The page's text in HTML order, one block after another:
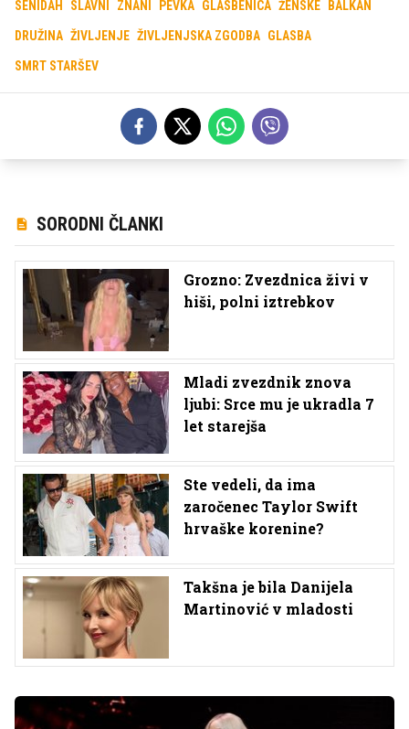
SENIDAH SLAVNI ZNANI PEVKA GLASBENICA ŽENSKE BALKAN
DRUŽINA ŽIVLJENJE ŽIVLJENJSKA ZGODBA GLASBA
SMRT STARŠEV
SORODNI ČLANKI
Grozno: Zvezdnica živi v
hiši, polni iztrebkov
Mladi zvezdnik znova
ljubi: Srce mu je ukradla 7
let starejša
Ste vedeli, da ima
zaročenec Taylor Swift
hrvaške korenine?
Takšna je bila Danijela
Martinović v mladosti